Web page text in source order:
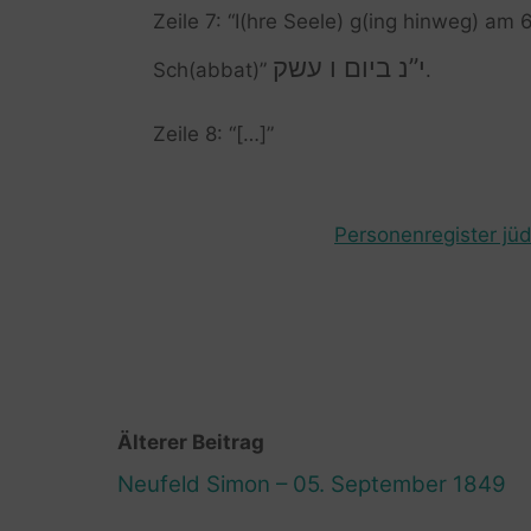
Zeile 7: “I(hre Seele) g(ing hinweg)
Sch(abbat)” י”נ ביום ו עשק .
Zeile 8: “[…]”
Personenregister
Älterer Beitrag
Neufeld Simon – 05. September 1849